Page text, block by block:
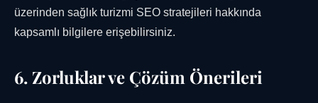
üzerinden sağlık turizmi SEO stratejileri hakkında
kapsamlı bilgilere erişebilirsiniz.
6. Zorluklar ve Çözüm Önerileri